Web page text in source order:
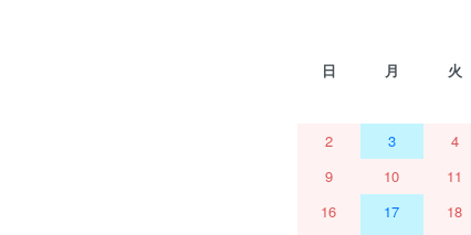
日 月 火
2
3 4
9
10 11
16
17 18